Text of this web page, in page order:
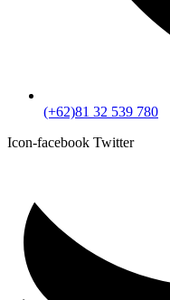
(+62)81 32 539 780
Icon-facebook Twitter